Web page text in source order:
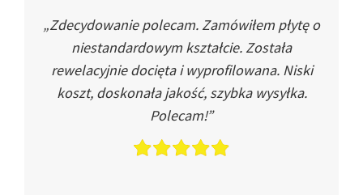
„Zdecydowanie polecam. Zamówiłem płytę o
niestandardowym kształcie. Została
rewelacyjnie docięta i wyprofilowana. Niski
koszt, doskonała jakość, szybka wysyłka.
Polecam!”